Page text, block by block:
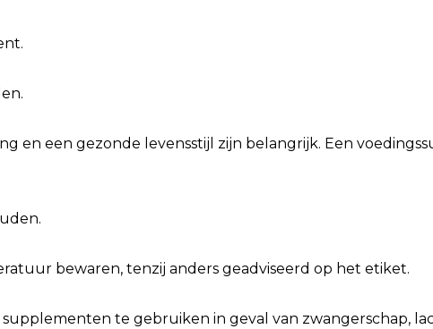
en een gezonde levensstijl zijn belangrijk. Een
bewaren, tenzij anders geadviseerd op het etiket.
te gebruiken in geval van zwangerschap,